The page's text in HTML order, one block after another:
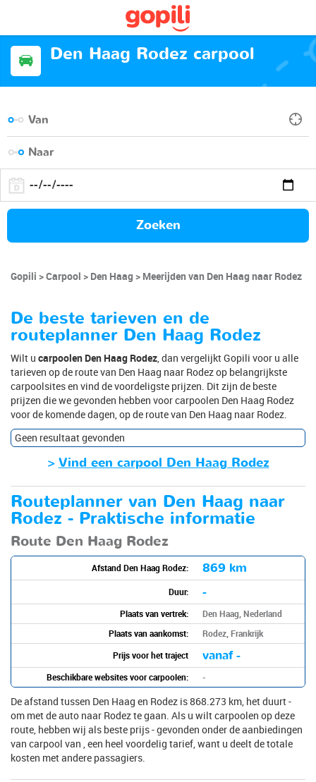
Den Haag Rodez carpool
Zoeken
Gopili Carpool Den Haag Meerijden van Den Haag naar Rodez
De beste tarieven en de
routeplanner Den Haag Rodez
Wilt u carpoolen Den Haag Rodez , dan vergelijkt Gopili voor u alle
tarieven op de route van Den Haag naar Rodez op belangrijkste
carpoolsites en vind de voordeligste prijzen. Dit zijn de beste
prijzen die we gevonden hebben voor carpoolen Den Haag Rodez
voor de komende dagen, op de route van Den Haag naar Rodez.
Geen resultaat gevonden
> Vind een carpool Den Haag Rodez
Routeplanner van Den Haag naar
Rodez - Praktische informatie
Route Den Haag Rodez
Afstand Den Haag Rodez: 869 km
Duur: -
Plaats van vertrek:
Den Haag, Nederland
Plaats van aankomst:
Rodez, Frankrijk
Prijs voor het traject
vanaf -
Beschikbare websites voor carpoolen: -
De afstand tussen Den Haag en Rodez is 868.273 km, het duurt -
om met de auto naar Rodez te gaan. Als u wilt carpoolen op deze
route, hebben wij als beste prijs - gevonden onder de aanbiedingen
van carpool van , een heel voordelig tarief, want u deelt de totale
kosten met andere passagiers.